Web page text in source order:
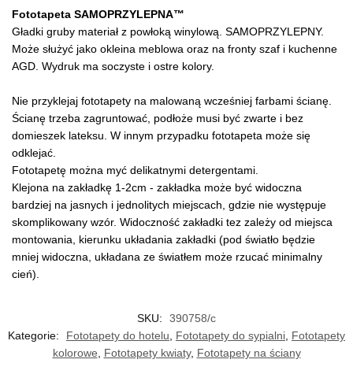
Fototapeta SAMOPRZYLEPNA™
Gładki gruby materiał z powłoką winylową. SAMOPRZYLEPNY.
Może służyć jako okleina meblowa oraz na fronty szaf i kuchenne
AGD. Wydruk ma soczyste i ostre kolory.
Nie przyklejaj fototapety na malowaną wcześniej farbami ścianę.
Ścianę trzeba zagruntować, podłoże musi być zwarte i bez
domieszek lateksu. W innym przypadku fototapeta może się
odklejać.
Fototapetę można myć delikatnymi detergentami.
Klejona na zakładkę 1-2cm - zakładka może być widoczna
bardziej na jasnych i jednolitych miejscach, gdzie nie występuje
skomplikowany wzór. Widoczność zakładki tez zależy od miejsca
montowania, kierunku układania zakładki (pod światło będzie
mniej widoczna, układana ze światłem może rzucać minimalny
cień).
SKU:
390758/c
Kategorie:
Fototapety do hotelu Fototapety do sypialni Fototapety
kolorowe
Fototapety kwiaty, Fototapety na ściany